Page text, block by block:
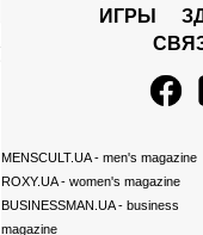
ИГРЫ
MENSCULT.UA- men's magazine
ROXY.UA- women's magazine
BUSINESSMAN.UA- business
magazine